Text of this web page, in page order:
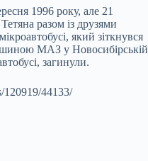
1996 року, але 21
разом із друзями
який зіткнувся
МАЗ у Новосибірській
загинули.
120919/44133/